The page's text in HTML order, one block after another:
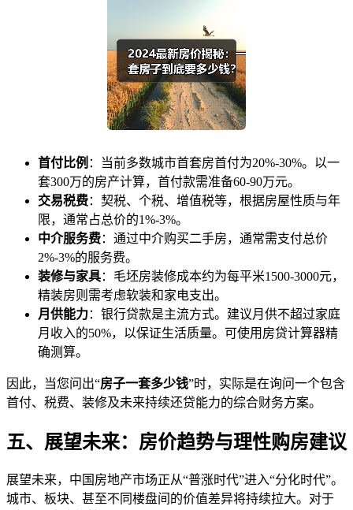
首付比例 ：当前多数城市首套房首付为20%-30%。以一
套300万的房产计算，首付款需准备60-90万元。
交易税费：契税、个税、增值税等，根据房屋性质与年
限，通常占总价的1%-3%。
中介服务费：通过中介购买二手房，通常需支付总价
2%-3%的服务费。
装修与家具：毛坯房装修成本约为每平米1500-3000元，
精装房则需考虑软装和家电支出。
月供能力：银行贷款是主流方式。建议月供不超过家庭
月收入的50%，以保证生活质量。可使用房贷计算器精
确测算。
因此，当您问出“房子一套多少钱”时，实际是在询问一个包含
首付、税费、装修及未来持续还贷能力的综合财务方案。
五、展望未来：房价趋势与理性购房建议
展望未来，中国房地产市场正从“普涨时代”进入“分化时代”。
城市、板块、甚至不同楼盘间的价值差异将持续拉大。对于